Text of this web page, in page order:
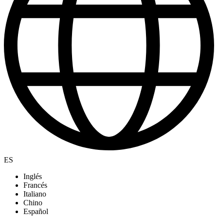
ES
Inglés
Francés
Italiano
Chino
Español